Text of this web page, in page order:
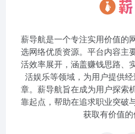
薪导航是一个专注实用价值的
选网络优质资源。平台内容主
活效率展开，涵盖赚钱思路、
活娱乐等领域，为用户提供
章。薪导航旨在成为用户探索
靠起点，帮助在追求职业突破
获取有价值的